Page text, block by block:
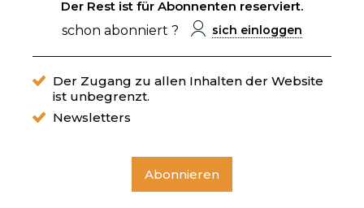
Der Rest ist für Abonnenten reserviert.
schon abonniert ?
sich einloggen
Der Zugang zu allen Inhalten der Website
ist unbegrenzt.
Newsletters
Abonnieren